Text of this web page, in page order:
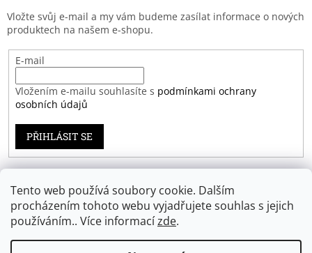
Tento web používá soubory cookie. Dalším
procházením tohoto webu vyjadřujete souhlas s jejich
používáním.. Více informacízde.
Vložte svůj e-mail a my vám budeme zasílat informace o nových
produktech na našem e-shopu.
E-mail
Vložením e-mailu souhlasíte s podmínkami ochrany
osobních údajů
PŘIHLÁSIT SE
Záruka spokojenosti